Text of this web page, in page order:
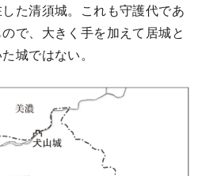
た清須城。これも守護代であ
で、大きく手を加えて居城と
城ではない。